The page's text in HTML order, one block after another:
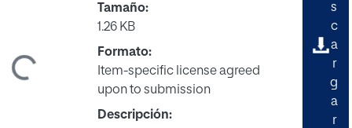
Tamaño:
1.26 KB
Formato:
Item-specific license agreed
upon to submission
Descripción:
s
c
a
r
g
a
r